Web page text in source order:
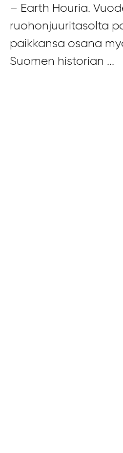
– Earth Houria.
ruohonjuuritasolta
paikkansa osana
Suomen historian ...